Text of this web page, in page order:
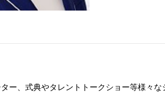
ー、式典やタレントトークショー等様々